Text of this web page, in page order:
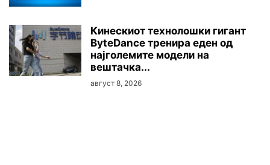
Кинескиот технолошки гигант
ByteDance тренира еден од
најголемите модели на
вештачка...
август 8, 2026